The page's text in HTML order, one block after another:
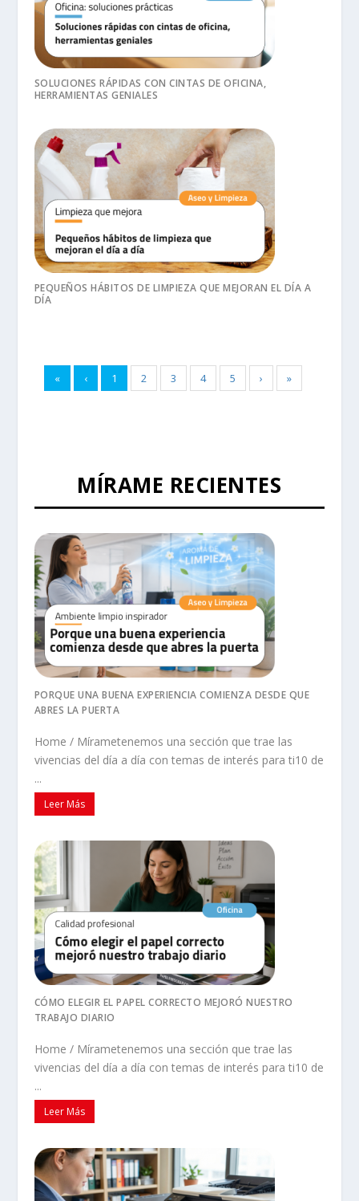
SOLUCIONES RÁPIDAS CON CINTAS DE OFICINA,
HERRAMIENTAS GENIALES
PEQUEÑOS HÁBITOS DE LIMPIEZA QUE MEJORAN EL DÍA A
DÍA
« ‹ 1 2 3 4 5 › »
MÍRAME RECIENTES
PORQUE UNA BUENA EXPERIENCIA COMIENZA DESDE QUE
ABRES LA PUERTA
Home / Mírametenemos una sección que trae las
vivencias del día a día con temas de interés para ti10 de
...
Leer Más
CÓMO ELEGIR EL PAPEL CORRECTO MEJORÓ NUESTRO
TRABAJO DIARIO
Home / Mírametenemos una sección que trae las
vivencias del día a día con temas de interés para ti10 de
...
Leer Más